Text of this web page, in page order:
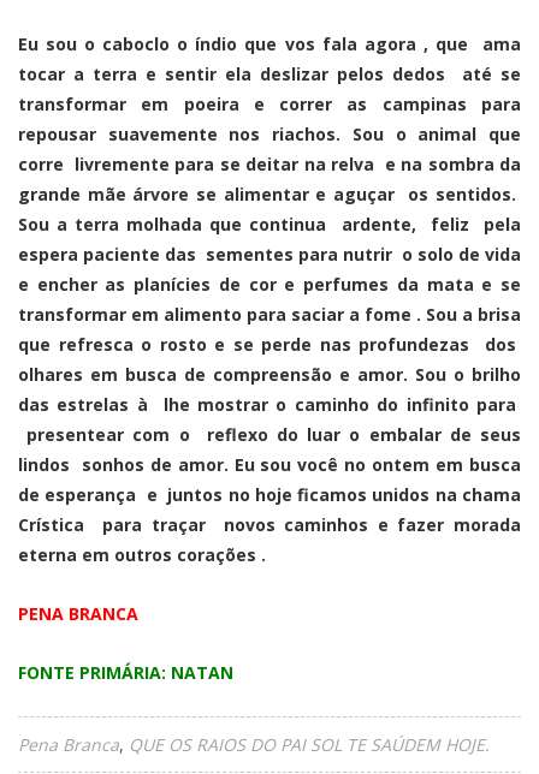
Eu sou o caboclo o índio que vos fala agora , que ama
tocar a terra e sentir ela deslizar pelos dedos até se
transformar em poeira e correr as campinas para
repousar suavemente nos riachos. Sou o animal que
corre livremente para se deitar na relva e na sombra da
grande mãe árvore se alimentar e aguçar os sentidos.
Sou a terra molhada que continua ardente, feliz pela
espera paciente das sementes para nutrir o solo de vida
e encher as planícies de cor e perfumes da mata e se
transformar em alimento para saciar a fome . Sou a brisa
que refresca o rosto e se perde nas profundezas dos
olhares em busca de compreensão e amor. Sou o brilho
das estrelas à lhe mostrar o caminho do infinito para
presentear com o reflexo do luar o embalar de seus
lindos sonhos de amor. Eu sou você no ontem em busca
de esperança e juntos no hoje ficamos unidos na chama
Crística para traçar novos caminhos e fazer morada
eterna em outros corações .
PENA BRANCA
FONTE PRIMÁRIA: NATAN
Pena Branca QUE OS RAIOS DO PAI SOL TE SAÚDEM HOJE.